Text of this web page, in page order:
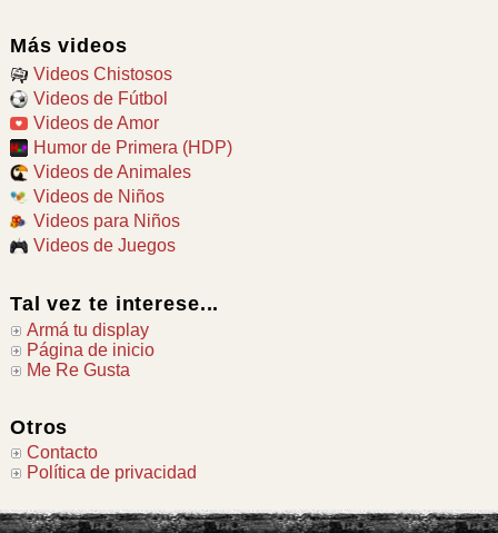
Más videos
Videos Chistosos
Videos de Fútbol
Videos de Amor
Humor de Primera (HDP)
Videos de Animales
Videos de Niños
Videos para Niños
Videos de Juegos
Tal vez te interese...
Armá tu display
Página de inicio
Me Re Gusta
Otros
Contacto
Política de privacidad